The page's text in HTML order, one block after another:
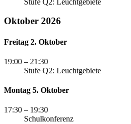
Oktober 2026
Freitag 2. Oktober
19:00 – 21:30
Stufe Q2: Leuchtgebiete
Montag 5. Oktober
17:30 – 19:30
Schulkonferenz